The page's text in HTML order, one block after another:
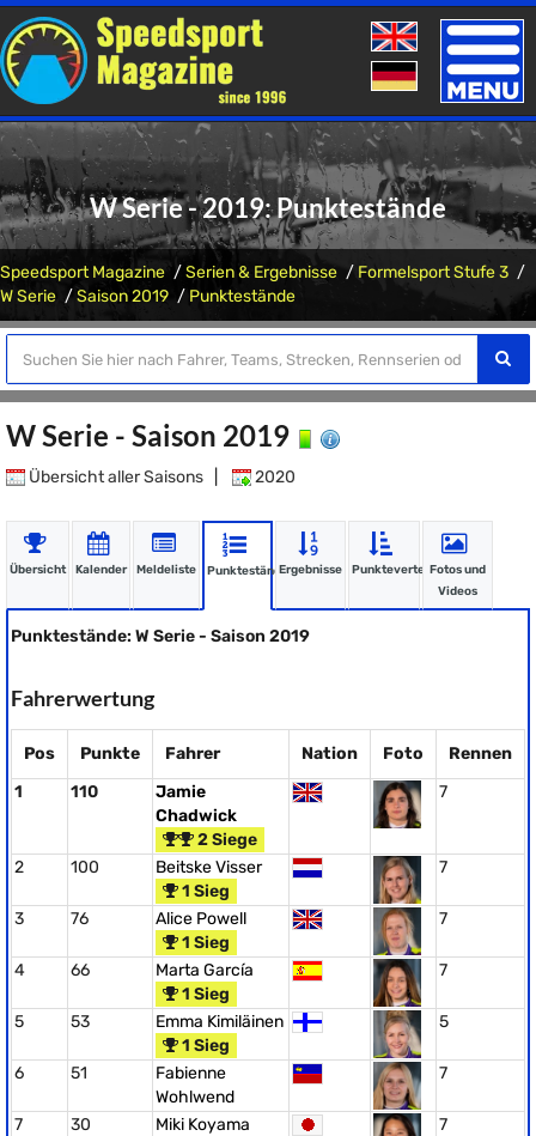
Toggle
W Serie - 2019: Punktestände
Speedsport Magazine Serien & Ergebnisse
Formelsport Stufe 3
W Serie
Saison 2019 Punktestände
W Serie - Saison 2019
Übersicht aller Saisons 2020
Übersicht Kalender Meldeliste PunkteständeErgebnisse PunkteverteilungFotos und
Videos
Punktestände: W Serie - Saison 2019
Fahrerwertung
Pos Punkte Fahrer Nation Foto
Rennen
1
110
Jamie
Chadwick
2 Siege
7
2 100
Beitske Visser
1 Sieg
7
3 76
Alice Powell
1 Sieg
7
4 66
Marta García
1 Sieg
7
5 53
Emma Kimiläinen
1 Sieg
5
6 51
Fabienne
Wohlwend
7
7 30 Miki Koyama 7